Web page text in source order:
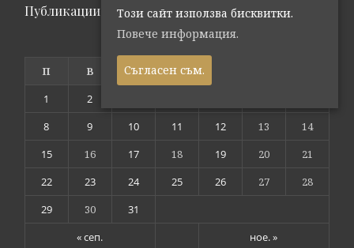
Публикации по дата
октомври 2018
П В С Ч
« сеп. ное. »
1 2
8
9 10 11 12 13
14
15
16 17 18 19 20
21
22
23 24 25 26 27
28
29
30 31
Този сайт използва бисквитки.
Повече информация.
Съгласен съм.